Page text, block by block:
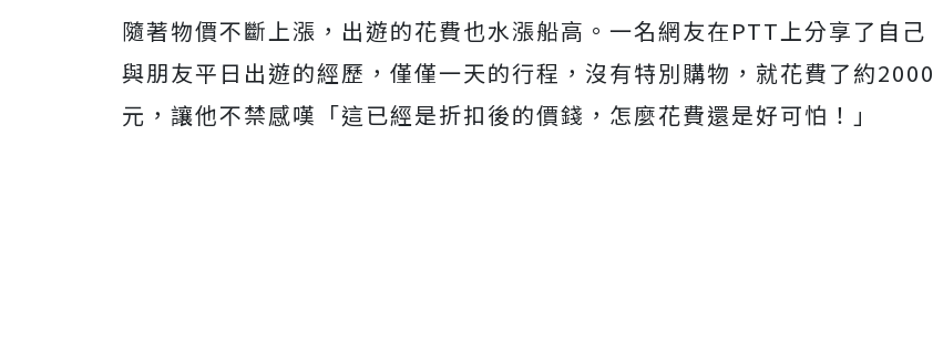
隨著物價不斷上漲，出遊的花費也水漲船高。一名網友在PTT上分享了自己
與朋友平日出遊的經歷，僅僅一天的行程，沒有特別購物，就花費了約2000
元，讓他不禁感嘆「這已經是折扣後的價錢，怎麼花費還是好可怕！」